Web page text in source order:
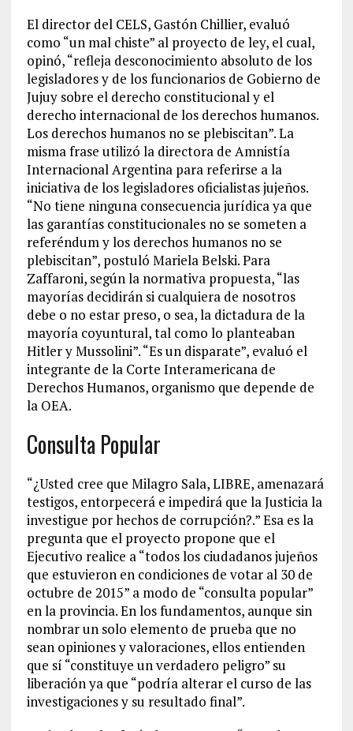
El director del CELS, Gastón Chillier, evaluó
como “un mal chiste” al proyecto de ley, el cual,
opinó, “refleja desconocimiento absoluto de los
legisladores y de los funcionarios de Gobierno de
Jujuy sobre el derecho constitucional y el
derecho internacional de los derechos humanos.
Los derechos humanos no se plebiscitan”. La
misma frase utilizó la directora de Amnistía
Internacional Argentina para referirse a la
iniciativa de los legisladores oficialistas jujeños.
“No tiene ninguna consecuencia jurídica ya que
las garantías constitucionales no se someten a
referéndum y los derechos humanos no se
plebiscitan”, postuló Mariela Belski. Para
Zaffaroni, según la normativa propuesta, “las
mayorías decidirán si cualquiera de nosotros
debe o no estar preso, o sea, la dictadura de la
mayoría coyuntural, tal como lo planteaban
Hitler y Mussolini”. “Es un disparate”, evaluó el
integrante de la Corte Interamericana de
Derechos Humanos, organismo que depende de
la OEA.
Consulta Popular
“¿Usted cree que Milagro Sala, LIBRE, amenazará
testigos, entorpecerá e impedirá que la Justicia la
investigue por hechos de corrupción?.” Esa es la
pregunta que el proyecto propone que el
Ejecutivo realice a “todos los ciudadanos jujeños
que estuvieron en condiciones de votar al 30 de
octubre de 2015” a modo de “consulta popular”
en la provincia. En los fundamentos, aunque sin
nombrar un solo elemento de prueba que no
sean opiniones y valoraciones, ellos entienden
que sí “constituye un verdadero peligro” su
liberación ya que “podría alterar el curso de las
investigaciones y su resultado final”.